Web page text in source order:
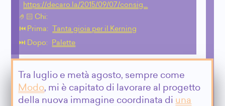
https://decaro.la/2015/09/07/consig…
🤌🏻 Chi:
⏮️ Prima:
Tanta gioia per il Kerning
⏭️ Dopo:
Palette
Tra luglio e metà agosto, sempre come
Modo, mi è capitato di lavorare al progetto
della nuova immagine coordinata di una